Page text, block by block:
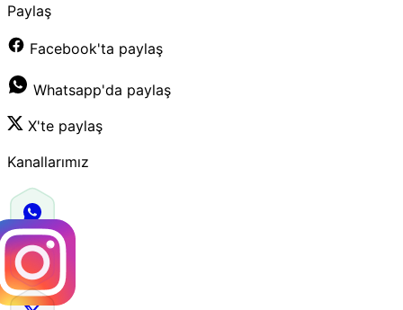
Paylaş
Facebook'ta paylaş
Whatsapp'da paylaş
X'te paylaş
Kanallarımız